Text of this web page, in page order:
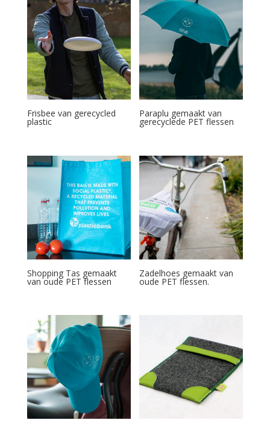
Frisbee van gerecycled
plastic
Paraplu gemaakt van
gerecyclede PET flessen
Shopping Tas gemaakt
van oude PET flessen
Zadelhoes gemaakt van
oude PET flessen.